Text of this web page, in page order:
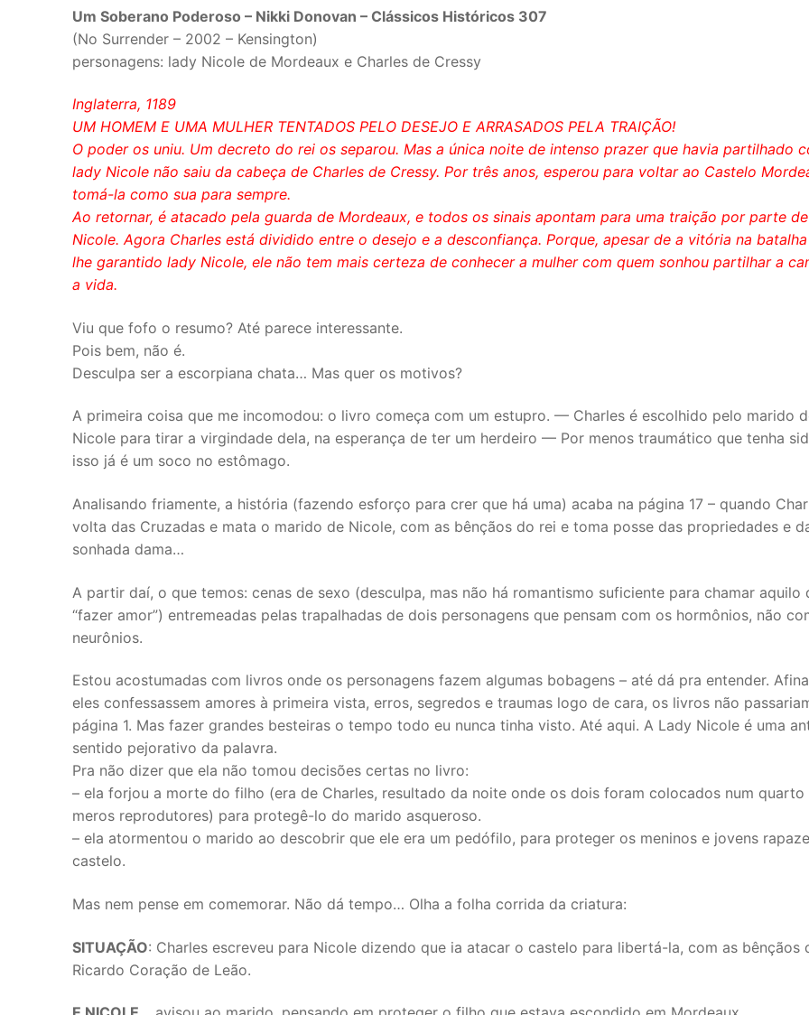
Um Soberano Poderoso – Nikki Donovan – Clássicos Históricos 307
(No Surrender – 2002 – Kensington)
personagens: lady Nicole de Mordeaux e Charles de Cressy
Inglaterra, 1189
UM HOMEM E UMA MULHER TENTADOS PELO DESEJO E ARRASADOS PELA TRAIÇÃO!
O poder os uniu. Um decreto do rei os separou. Mas a única noite de intenso prazer que havia partilhado
lady Nicole não saiu da cabeça de Charles de Cressy. Por três anos, esperou para voltar ao Castelo
tomá-la como sua para sempre.
Ao retornar, é atacado pela guarda de Mordeaux, e todos os sinais apontam para uma traição por parte de
Nicole. Agora Charles está dividido entre o desejo e a desconfiança. Porque, apesar de a vitória na
lhe garantido lady Nicole, ele não tem mais certeza de conhecer a mulher com quem sonhou partilhar a
a vida.
Viu que fofo o resumo? Até parece interessante.
Pois bem, não é.
Desculpa ser a escorpiana chata… Mas quer os motivos?
A primeira coisa que me incomodou: o livro começa com um estupro. — Charles é escolhido pelo marido
Nicole para tirar a virgindade dela, na esperança de ter um herdeiro — Por menos traumático que tenha
isso já é um soco no estômago.
Analisando friamente, a história (fazendo esforço para crer que há uma) acaba na página 17 – quando
volta das Cruzadas e mata o marido de Nicole, com as bênçãos do rei e toma posse das propriedades e
sonhada dama…
A partir daí, o que temos: cenas de sexo (desculpa, mas não há romantismo suficiente para chamar aquilo
“fazer amor”) entremeadas pelas trapalhadas de dois personagens que pensam com os hormônios, não
neurônios.
Estou acostumadas com livros onde os personagens fazem algumas bobagens – até dá pra entender.
eles confessassem amores à primeira vista, erros, segredos e traumas logo de cara, os livros não
página 1. Mas fazer grandes besteiras o tempo todo eu nunca tinha visto. Até aqui. A Lady Nicole é uma
sentido pejorativo da palavra.
Pra não dizer que ela não tomou decisões certas no livro:
– ela forjou a morte do filho (era de Charles, resultado da noite onde os dois foram colocados num quarto
meros reprodutores) para protegê-lo do marido asqueroso.
– ela atormentou o marido ao descobrir que ele era um pedófilo, para proteger os meninos e jovens
castelo.
Mas nem pense em comemorar. Não dá tempo… Olha a folha corrida da criatura:
SITUAÇÃO: Charles escreveu para Nicole dizendo que ia atacar o castelo para libertá-la, com as bênçãos
Ricardo Coração de Leão.